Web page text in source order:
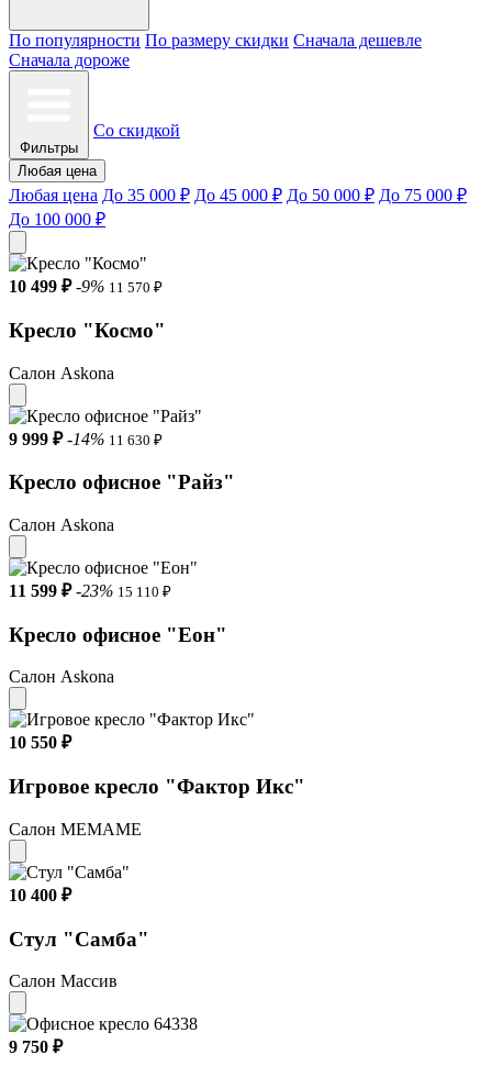
По популярности По размеру скидки Сначала дешевле
Сначала дороже
Фильтры
Со скидкой
Любая цена
Любая цена До 35 000 ₽ До 45 000 ₽ До 50 000 ₽ До 75 000 ₽
До 100 000 ₽
10 499 ₽ -9% 11 570 ₽
Кресло "Космо"
Салон Askona
9 999 ₽ -14% 11 630 ₽
Кресло офисное "Райз"
Салон Askona
11 599 ₽ -23% 15 110 ₽
Кресло офисное "Еон"
Салон Askona
10 550 ₽
Игровое кресло "Фактор Икс"
Салон МЕМАМЕ
10 400 ₽
Стул "Самба"
Салон Массив
9 750 ₽